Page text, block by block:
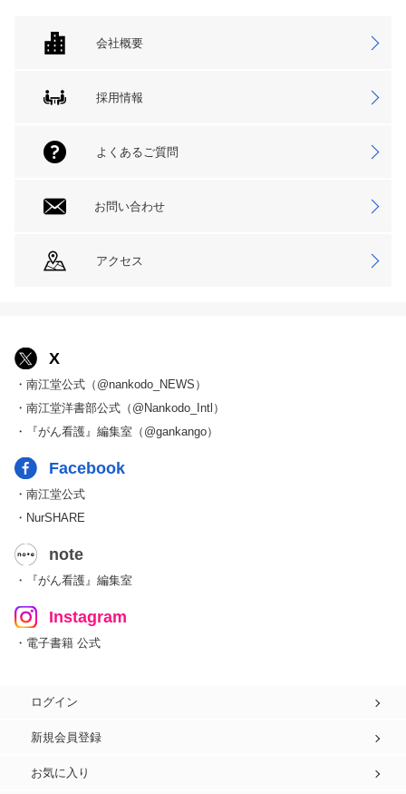
会社概要
採用情報
よくあるご質問
お問い合わせ
アクセス
X
・南江堂公式（@nankodo_NEWS）
・南江堂洋書部公式（@Nankodo_Intl）
・『がん看護』編集室（@gankango）
Facebook
・南江堂公式
・NurSHARE
note
・『がん看護』編集室
Instagram
・電子書籍 公式
ログイン
新規会員登録
お気に入り